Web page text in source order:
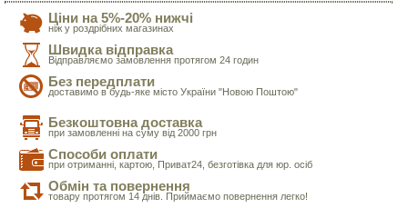
Ціни на 5%-20% нижчі
ніж у роздрібних магазинах
Швидка відправка
Відправляємо замовлення протягом 24 годин
Без передплати
доставимо в будь-яке місто України "Новою Поштою"
Безкоштовна доставка
при замовленні на суму від 2000 грн
Способи оплати
при отриманні, картою, Приват24, безготівка для юр. осіб
Обмін та повернення
товару протягом 14 днів. Приймаємо повернення легко!